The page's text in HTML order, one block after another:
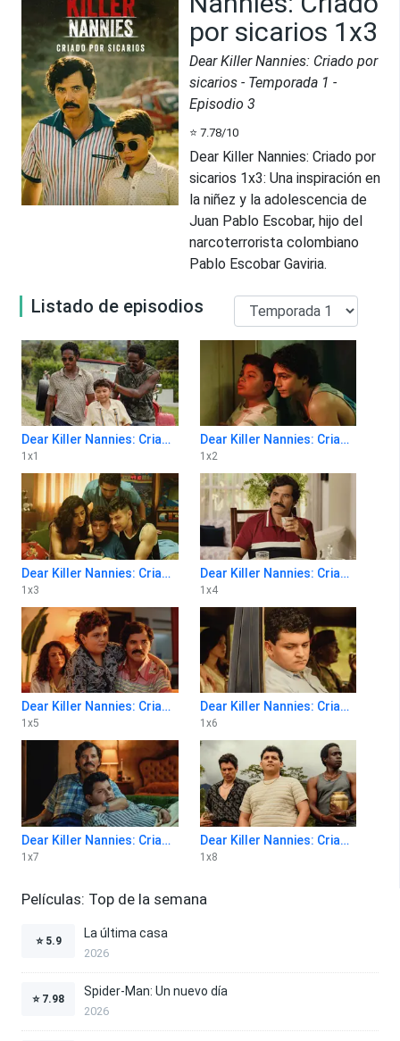
por sicarios 1x3
Dear Killer Nannies: Criado por
sicarios - Temporada 1 -
Episodio 3
⭐ 7.78/10
Dear Killer Nannies: Criado por
sicarios 1x3: Una inspiración en
la niñez y la adolescencia de
Juan Pablo Escobar, hijo del
narcoterrorista colombiano
Pablo Escobar Gaviria.
Listado de episodios
Dear Killer Nannies: Criado por sicarios 1x1
1 x1
Dear Killer Nannies: Criado por sicarios 1x2
1 x2
Dear Killer Nannies: Criado por sicarios 1x3
1 x3
Dear Killer Nannies: Criado por sicarios 1x4
1 x4
Dear Killer Nannies: Criado por sicarios 1x5
1 x5
Dear Killer Nannies: Criado por sicarios 1x6
1 x6
Dear Killer Nannies: Criado por sicarios 1x7
1 x7
Dear Killer Nannies: Criado por sicarios 1x8
1 x8
Películas: Top de la semana
⭐ 5.9
La última casa
2026
⭐ 7.98
Spider-Man: Un nuevo día
2026